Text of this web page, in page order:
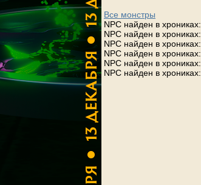
Все монстры
NPC найден в хрониках:
NPC найден в хрониках:
NPC найден в хрониках:
NPC найден в хрониках:
NPC найден в хрониках:
NPC найден в хрониках: